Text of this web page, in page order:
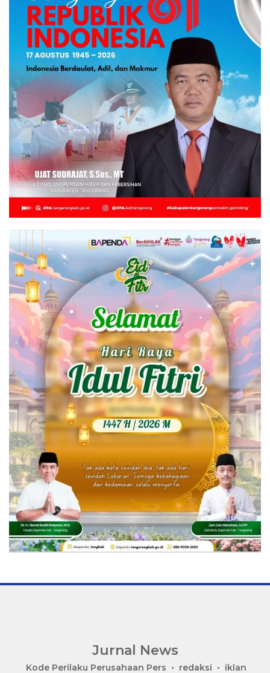
Jurnal News
Jendela
Kode Perilaku Perusahaan Pers redaksi iklan